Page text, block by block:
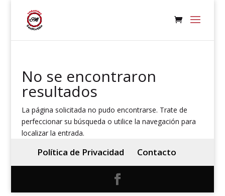
No se encontraron
resultados
La página solicitada no pudo encontrarse. Trate de
perfeccionar su búsqueda o utilice la navegación para
localizar la entrada.
Política de Privacidad Contacto